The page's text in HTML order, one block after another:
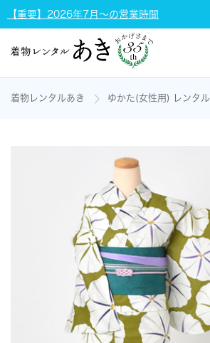
【重要】2026年7月～の営業時間
着物レンタルあき ゆかた(女性用) レンタル